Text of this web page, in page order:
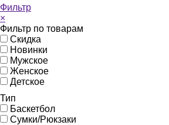
Фильтр
×
Фильтр по товарам
Скидка
Новинки
Мужское
Женское
Детское
Тип
Баскетбол
Сумки/Рюкзаки